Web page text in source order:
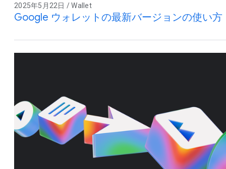
2025年5月22日 / Wallet
Google ウォレットの最新バージョンの使い方